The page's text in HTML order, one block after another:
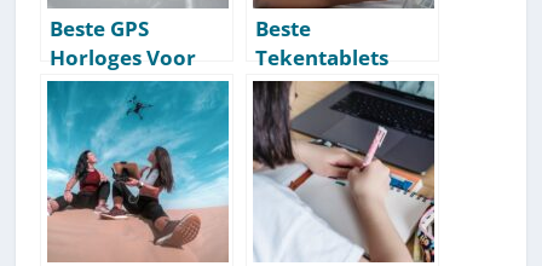
Beste GPS
Horloges Voor
Kinderen: Onze
Aanbevelingen
[Getest] [2026]
Beste
Tekentablets
Voor Kinderen:
Onze
Aanbevelingen
[Getest] [2026]